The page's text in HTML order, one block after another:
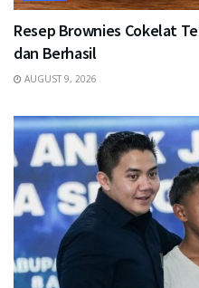
Resep Brownies Cokelat
dan Berhasil
AUGUST 9, 2026